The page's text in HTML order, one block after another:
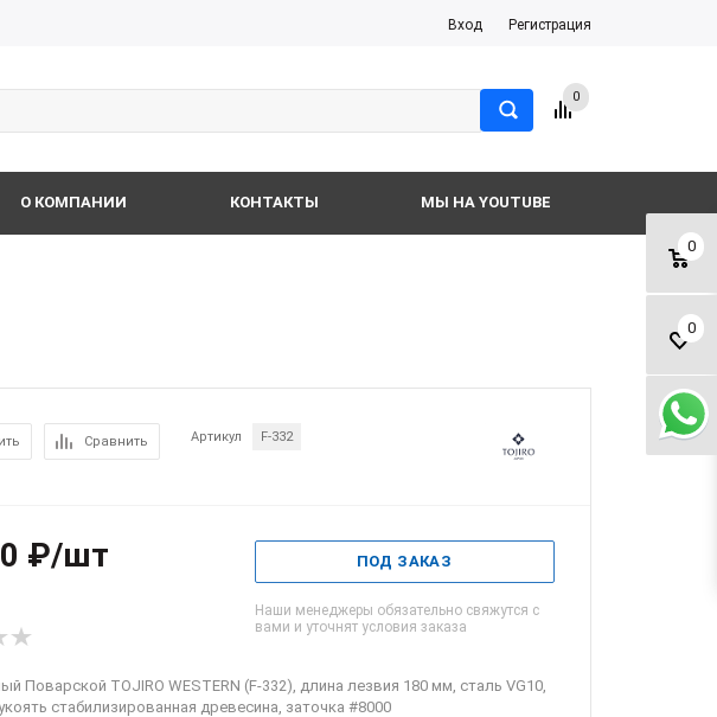
Вход Регистрация
0
0
0
О КОМПАНИИ КОНТАКТЫ МЫ НА YOUTUBE
Сравнить Артикул F-332
₽/шт ПОД ЗАКАЗ
Наши менеджеры обязательно свяжутся с
вами и уточнят условия заказа
Поварской TOJIRO WESTERN (F-332), длина лезвия 180 мм, сталь VG10,
стабилизированная древесина, заточка #8000